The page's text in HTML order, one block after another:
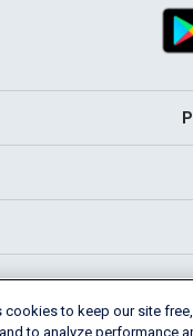
cookies to keep our site
to analyze performance